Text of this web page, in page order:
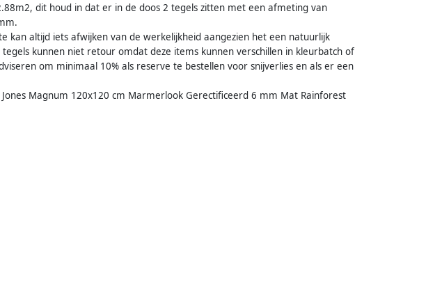
dit houd in dat er in de doos 2 tegels zitten met een afmeting van
kan altijd iets afwijken van de werkelijkheid aangezien het een natuurlijk
kunnen niet retour omdat deze items kunnen verschillen in kleurbatch of
om minimaal 10% als reserve te bestellen voor snijverlies en als er een
Magnum 120x120 cm Marmerlook Gerectificeerd 6 mm Mat Rainforest